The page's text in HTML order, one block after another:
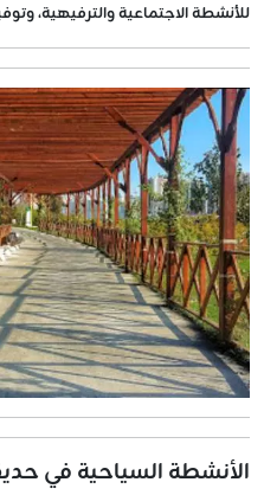
للأنشطة الاجتماعية والترفيهية،
الأنشطة السياحية في